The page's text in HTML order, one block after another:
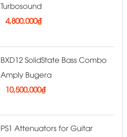
Turbosound
4,800,000₫
BXD12 SolidState Bass Combo
Amply Bugera
10,500,000₫
PS1 Attenuators for Guitar